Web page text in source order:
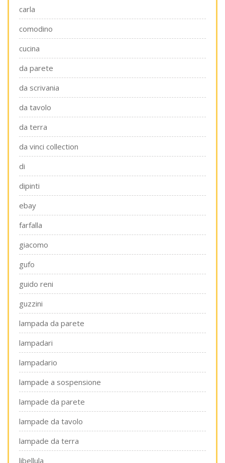
carla
comodino
cucina
da parete
da scrivania
da tavolo
da terra
da vinci collection
di
dipinti
ebay
farfalla
giacomo
gufo
guido reni
guzzini
lampada da parete
lampadari
lampadario
lampade a sospensione
lampade da parete
lampade da tavolo
lampade da terra
libellula